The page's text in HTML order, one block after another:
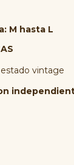
M hasta L
vintage